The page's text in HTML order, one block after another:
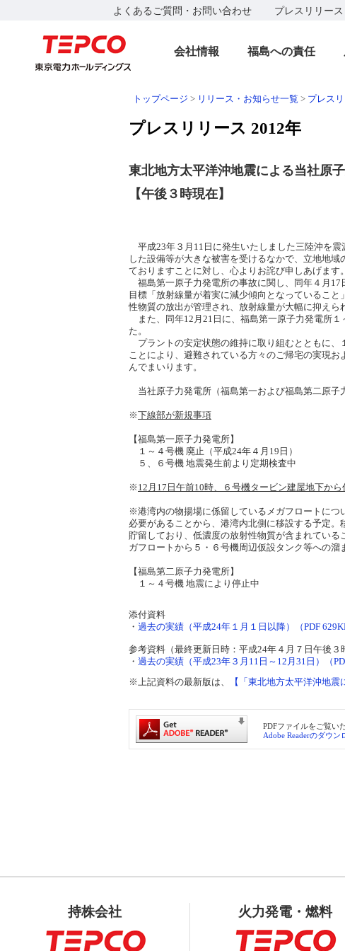
よくあるご質問・お問い合わせ プレスリリー
会社情報 福島への責任
トップページ > リリース・お知らせ一覧 > プレス
プレスリリース 2012年
東北地方太平洋沖地震による当社原
【午後３時現在】
平成23年３月11日に発生いたしました三陸沖を
した設備等が大きな被害を受けるなかで、立地地
ておりますことに対し、心よりお詫び申しあげます。
福島第一原子力発電所の事故に関し、同年４月
目標「放射線量が着実に減少傾向となっているこ
性物質の放出が管理され、放射線量が大幅に抑えら
また、同年12月21日に、福島第一原子力発電所
た。
プラントの安定状態の維持に取り組むとともに、
ことにより、避難されている方々のご帰宅の実現
んでまいります。
当社原子力発電所（福島第一および福島第二原子
※下線部が新規事項
【福島第一原子力発電所】
１～４号機 廃止（平成24年４月19日）
５、６号機 地震発生前より定期検査中
※ 12月17日午前10時、６号機タービン建屋地下か
※港湾内の物揚場に係留しているメガフロートにつ
必要があることから、港湾内北側に移設する予定
貯留しており、低濃度の放射性物質が含まれてい
ガフロートから５・６号機周辺仮設タンク等への溜
【福島第二原子力発電所】
１～４号機 地震により停止中
添付資料
・ 過去の実績（平成24年１月１日以降）（PDF
参考資料（最終更新日時：平成24年４月７日午後３
・ 過去の実績（平成23年３月11日～12月31日）（
※上記資料の最新版は、
【「東北地方太平洋沖地
PDFファイルをご覧い
Adobe Readerのダウン
持株会社 火力発電・燃料